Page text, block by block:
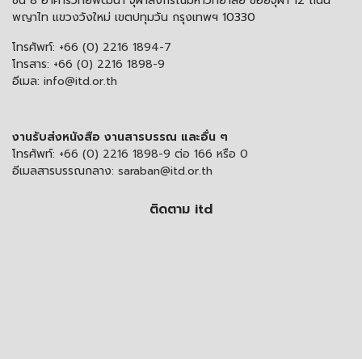
พญาไท แขวงวังใหม่ เขตปทุมวัน กรุงเทพฯ 10330
โทรศัพท์: +66 (0) 2216 1894-7
โทรสาร: +66 (0) 2216 1898-9
อีเมล: info@itd.or.th
งานรับส่งหนังสือ งานสารบรรณ และอื่น ๆ
โทรศัพท์: +66 (0) 2216 1898-9 ต่อ 166 หรือ 0
อีเมลสารบรรณกลาง: saraban@itd.or.th
ติดตาม itd